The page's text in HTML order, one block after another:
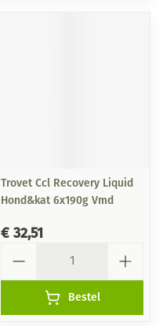
Trovet Ccl Recovery Liquid
Hond&kat 6x190g Vmd
€ 32,51
Bestel